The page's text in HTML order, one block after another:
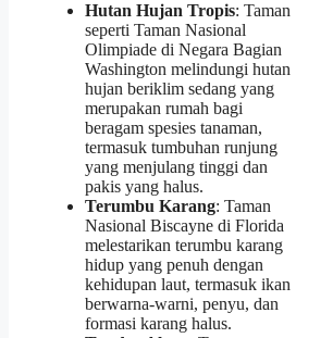
Hutan Hujan Tropis: Taman
seperti Taman Nasional
Olimpiade di Negara Bagian
Washington melindungi hutan
hujan beriklim sedang yang
merupakan rumah bagi
beragam spesies tanaman,
termasuk tumbuhan runjung
yang menjulang tinggi dan
pakis yang halus.
Terumbu Karang: Taman
Nasional Biscayne di Florida
melestarikan terumbu karang
hidup yang penuh dengan
kehidupan laut, termasuk ikan
berwarna-warni, penyu, dan
formasi karang halus.